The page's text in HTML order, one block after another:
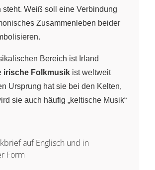
steht. Weiß soll eine Verbindung
Zusammenleben beider
Bereich ist Irland
irische Folkmusik ist weltweit
Ursprung hat sie bei den Kelten,
sie auch häufig „keltische Musik“
auf Englisch und in
Form